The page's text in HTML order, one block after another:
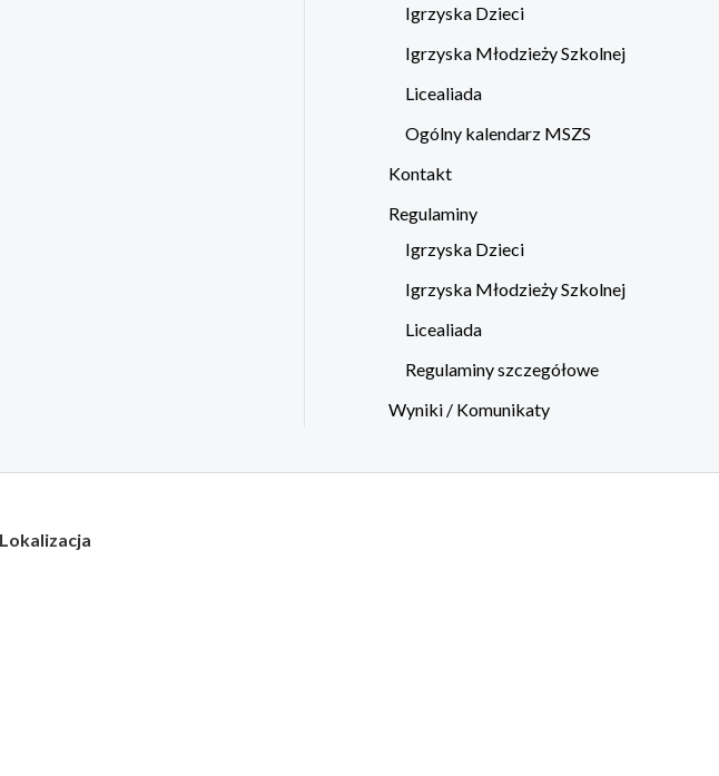
Igrzyska Dzieci
Igrzyska Młodzieży Szkolnej
Licealiada
Ogólny kalendarz MSZS
Kontakt
Regulaminy
Igrzyska Dzieci
Igrzyska Młodzieży Szkolnej
Licealiada
Regulaminy szczegółowe
Wyniki / Komunikaty
Lokalizacja